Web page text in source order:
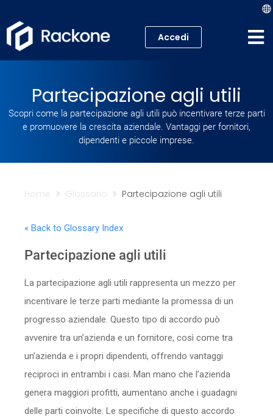
VPS
Cloud
Proxmox VE
Mail
Academy
Sicurezza
Servizi
Accedi
Partecipazione agli utili
Scopri come la partecipazione agli utili può incentivare terze parti
e promuovere la crescita aziendale. Vantaggi per fornitori,
dipendenti e piccole imprese.
Home Glossario Partecipazione agli utili
« Back to Glossary Index
Partecipazione agli utili
La partecipazione agli utili rappresenta un mezzo per
incentivare le terze parti mediante la promessa di un
progresso aziendale. Questo tipo di accordo può
avvenire tra un’azienda e un fornitore, così come tra
un’azienda e i propri dipendenti, offrendo vantaggi
reciproci in entrambi i casi. Man mano che l’azienda
genera maggiori profitti, aumentano anche i guadagni
delle parti coinvolte. Le specifiche di questo accordo